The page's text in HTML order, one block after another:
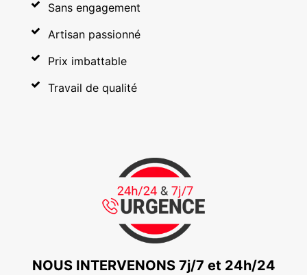
Sans engagement
Artisan passionné
Prix imbattable
Travail de qualité
NOUS INTERVENONS 7j/7 et 24h/24